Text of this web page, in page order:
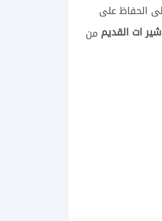
الحفاظ على
ات القديم من